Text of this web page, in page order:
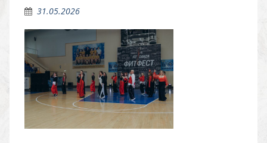
31.05.2026